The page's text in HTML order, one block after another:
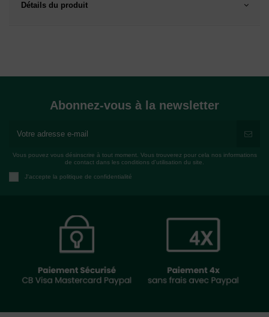
Détails du produit
Abonnez-vous à la newsletter
Vous pouvez vous désinscrire à tout moment. Vous trouverez pour cela nos informations
de contact dans les conditions d'utilisation du site.
J'accepte la politique de confidentialité